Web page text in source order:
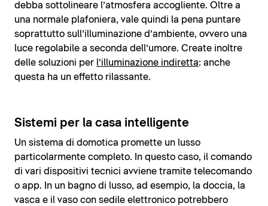
debba sottolineare l’atmosfera accogliente. Oltre a
una normale plafoniera, vale quindi la pena puntare
soprattutto sull’illuminazione d’ambiente, ovvero una
luce regolabile a seconda dell’umore. Create inoltre
delle soluzioni per l’illuminazione indiretta: anche
questa ha un effetto rilassante.
Sistemi per la casa intelligente
Un sistema di domotica promette un lusso
particolarmente completo. In questo caso, il comando
di vari dispositivi tecnici avviene tramite telecomando
o app. In un bagno di lusso, ad esempio, la doccia, la
vasca e il vaso con sedile elettronico potrebbero